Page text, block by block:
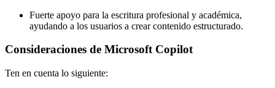
Fuerte apoyo para la escritura profesional y académica,
ayudando a los usuarios a crear contenido estructurado.
Consideraciones de Microsoft Copilot
Ten en cuenta lo siguiente: